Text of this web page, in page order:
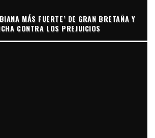
MÁS FUERTE’ DE GRAN BRETAÑA Y
CONTRA LOS PREJUICIOS